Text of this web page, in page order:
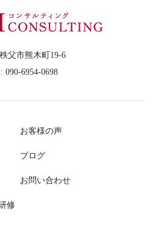
父市熊木町19-6
090-6954-0698
修
お客様の声
ブログ
お問い合わせ